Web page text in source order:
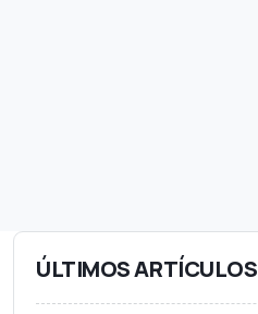
ÚLTIMOS ARTÍCULOS